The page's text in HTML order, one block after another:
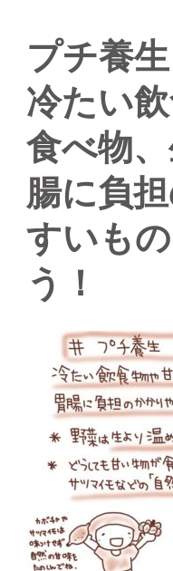
プチ養
冷たい
食べ物
腸に負
すいも
う！